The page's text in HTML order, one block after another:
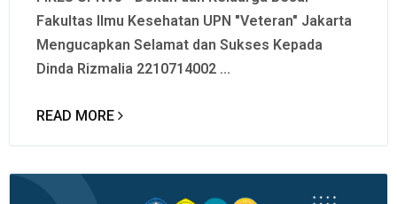
Fakultas Ilmu Kesehatan UPN "Veteran" Jakarta
Mengucapkan Selamat dan Sukses Kepada
Dinda Rizmalia 2210714002 ...
READ MORE